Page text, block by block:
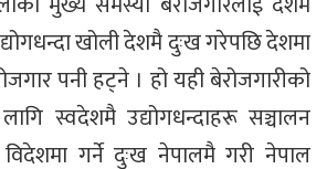
खोली देशमै दुःख गरेपछि देशमा
पनी हट्ने । हो यही बेरोजगारीको
स्वदेशमै उद्योगधन्दाहरू सञ्चालन
गर्ने दुःख नेपालमै गरी नेपाल